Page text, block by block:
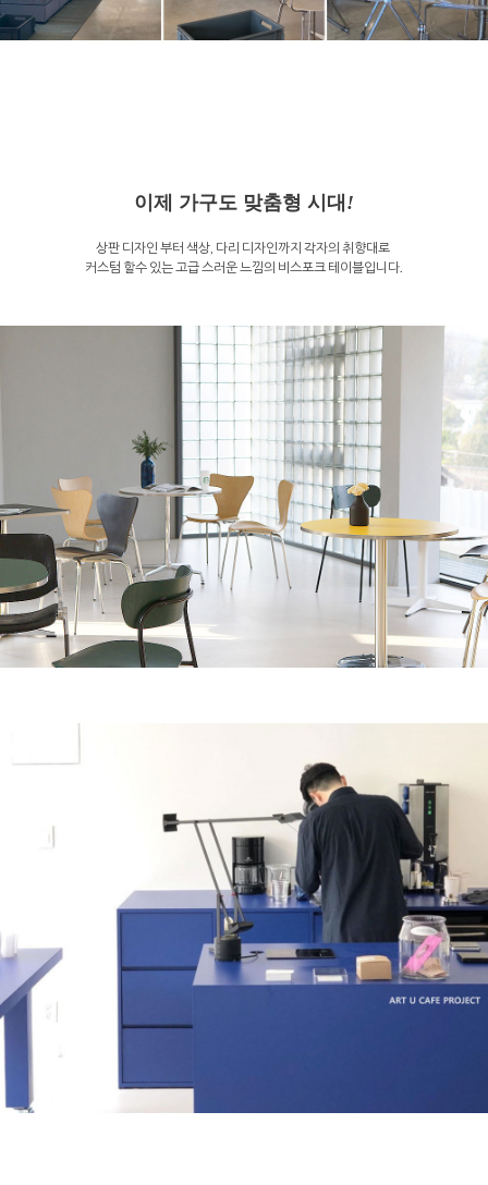
이제 가구도 맞춤형 시대 !
상판 디자인 부터 색상, 다리 디자인까지 각자의 취향대로
커스텀 할수 있는 고급 스러운 느낌의 비스포크 테이블입니다.